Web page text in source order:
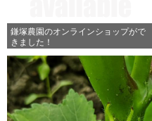
鎌塚農園のオンラインショップがで
きました！